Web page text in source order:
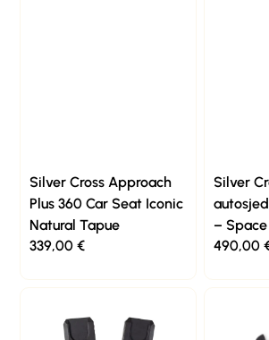
Silver Cross Approach
Plus 360 Car Seat Iconic
Natural Tapue
339,00€
Silver
– Space
490,00